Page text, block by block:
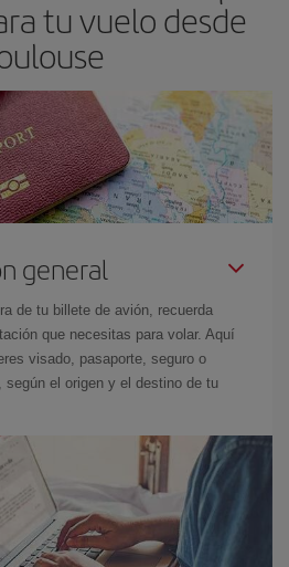
tu vuelo desde
general
de tu billete de avión, recuerda
que necesitas para volar. Aquí
visado, pasaporte, seguro o
según el origen y el destino de tu